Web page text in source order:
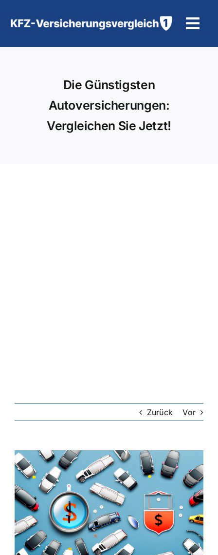
Inhalt
MotorradversicherungDie Günstigsten
Autoversicherungen:
Vergleichen Sie Jetzt!
Zurück Vor
Zeige
grösseres
Bild